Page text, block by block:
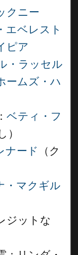
クニー
エベレスト
ピア
・ラッセル
ームズ・ハ
ベティ・フ
）
ナード
（ク
・マクギル
ジットな